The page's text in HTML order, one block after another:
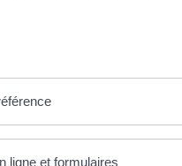
ligne et formulaires